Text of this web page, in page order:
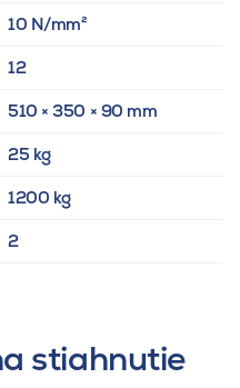
10 N/mm²
12
510 × 350 × 90 mm
25 kg
1200 kg
2
stiahnutie